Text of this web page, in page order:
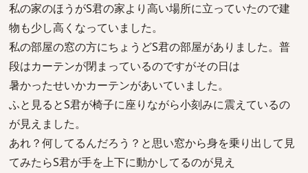
私の家のほうがS君の家より高い場所に立っていたので建
物も少し高くなっていました。
私の部屋の窓の方にちょうどS君の部屋がありました。普
段はカーテンが閉まっているのですがその日は
暑かったせいかカーテンがあいていました。
ふと見るとS君が椅子に座りながら小刻みに震えているの
が見えました。
あれ？何してるんだろう？と思い窓から身を乗り出して見
てみたらS君が手を上下に動かしてるのが見え